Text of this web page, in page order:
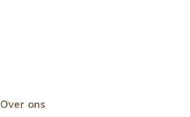
Over ons